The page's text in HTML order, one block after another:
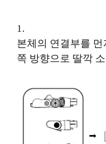
1.
본체의 연결부를
쪽 방향으로 딸깍